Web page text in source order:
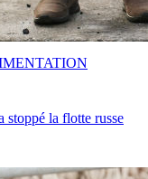
stoppé la flotte russe